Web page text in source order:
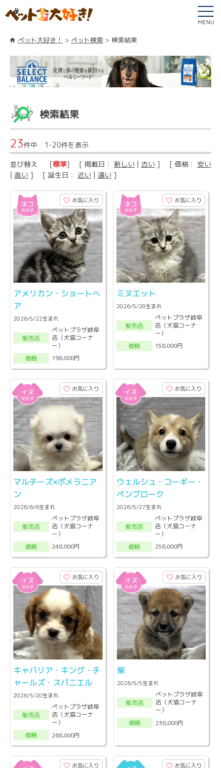
MENU
ペット大好き！ ペット検索 検索結果
検索結果
23件中 1-20件を表示
並び替え [標準] [ 掲載日： 新しい | 古い ] [ 価格： 安い
| 高い ] [ 誕生日： 近い | 遠い ]
お気に入り
アメリカン・ショートヘ
ア
2026/5/22生まれ
販売店
ペットプラザ岐阜
店（犬猫コーナ
ー）
価格
198,000円
お気に入り
ミヌエット
2026/5/28生まれ
販売店
ペットプラザ岐阜
店（犬猫コーナ
ー）
価格
158,000円
お気に入り
マルチーズ×ポメラニア
ン
2026/6/6生まれ
販売店
ペットプラザ岐阜
店（犬猫コーナ
ー）
価格
248,000円
お気に入り
ウェルシュ・コーギー・
ペンブローク
2026/5/27生まれ
販売店
ペットプラザ岐阜
店（犬猫コーナ
ー）
価格
258,000円
お気に入り
キャバリア・キング・チ
ャールズ・スパニエル
2026/5/20生まれ
販売店
ペットプラザ岐阜
店（犬猫コーナ
ー）
価格
268,000円
お気に入り
柴
2026/5/5生まれ
販売店
ペットプラザ岐阜
店（犬猫コーナ
ー）
価格
238,000円
お気に入り お気に入り